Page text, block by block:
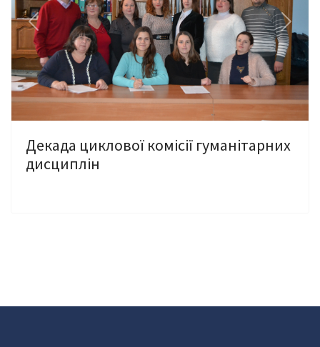
Previous Next
Декада циклової комісії гуманітарних
дисциплін